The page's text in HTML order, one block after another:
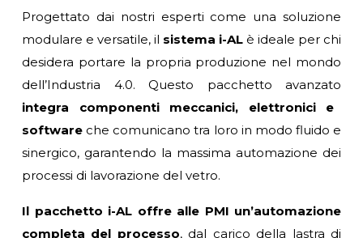
Progettato dai nostri esperti come una soluzione
modulare e versatile, il sistema i-AL è ideale per chi
desidera portare la propria produzione nel mondo
dell’Industria 4.0. Questo pacchetto avanzato
integra componenti meccanici, elettronici e
software che comunicano tra loro in modo fluido e
sinergico, garantendo la massima automazione dei
processi di lavorazione del vetro.
Il pacchetto i-AL offre alle PMI un’automazione
completa del processo, dal carico della lastra di